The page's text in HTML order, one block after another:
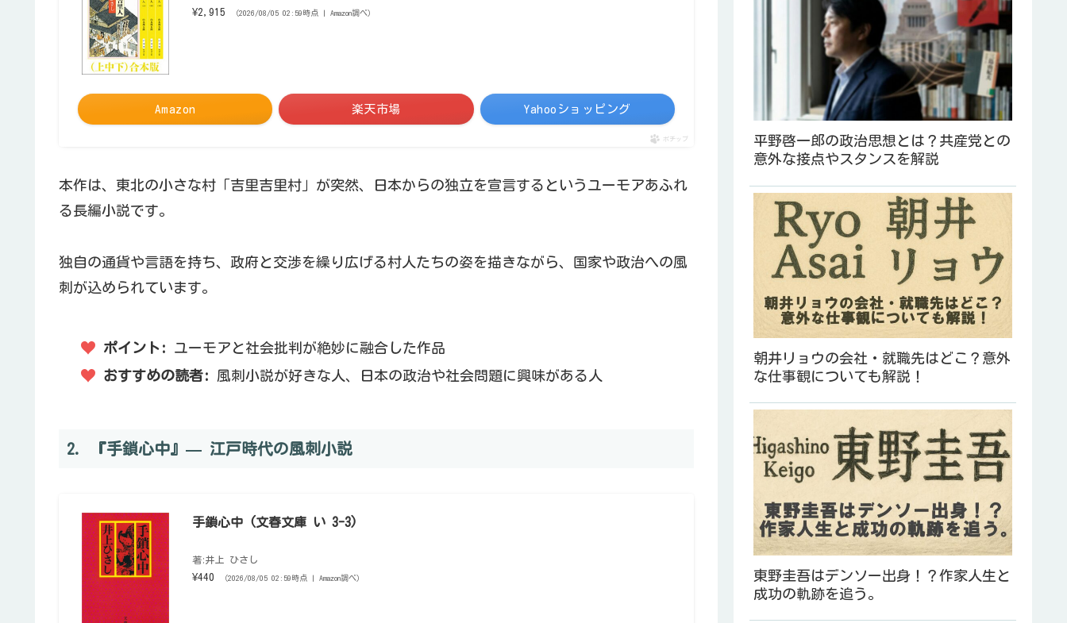
¥2,915 （2026/08/05 02:59時点 | Amazon調べ）
Amazon 楽天市場 Yahooショッピング
ポチップ
本作は、東北の小さな村「吉里吉里村」が突然、日本からの独立を宣言するというユーモアあふれ
る長編小説です。
独自の通貨や言語を持ち、政府と交渉を繰り広げる村人たちの姿を描きながら、国家や政治への風
刺が込められています。
ポイント:
ユーモアと社会批判が絶妙に融合した作品
おすすめの読者:
風刺小説が好きな人、日本の政治や社会問題に興味がある人
2. 『手鎖心中』— 江戸時代の風刺小説
手鎖心中 (文春文庫 い 3-3)
著:井上 ひさし
¥440 （2026/08/05 02:59時点 | Amazon調べ）
平野啓一郎の政治思想とは？共産党との
意外な接点やスタンスを解説
朝井リョウの会社・就職先はどこ？意外
な仕事観についても解説！
東野圭吾はデンソー出身！？作家人生と
成功の軌跡を追う。